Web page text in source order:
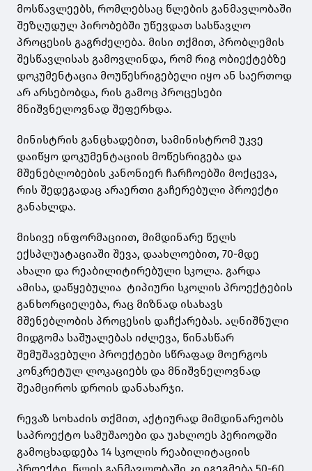
მოსწავლეებს, რომლებსაც წლების განმავლობაში
შეზღუდულ პირობებში უწევდათ სასწავლო
პროცესის გაგრძელება. მისი თქმით, პრობლემის
შესწავლისას გამოვლინდა, რომ რიგ ობიექტებზე
დოკუმენტაცია მოუწესრიგებელი იყო ან საერთოდ
არ არსებობდა, რის გამოც პროცესები
მნიშვნელოვნად შეფერხდა.
მინისტრის განცხადებით, სამინისტრომ უკვე
დაიწყო დოკუმენტაციის მოწესრიგება და
მშენებლობების კანონიერ ჩარჩოებში მოქცევა,
რის შედეგადაც არაერთი გაჩერებული პროექტი
განახლდა.
მისივე ინფორმაციით, მიმდინარე წელს
ექსპლუატაციაში შევა, დაახლოებით, 70-მდე
ახალი და რეაბილიტირებული სკოლა. გარდა
ამისა, დაწყებულია ტიპიური სკოლის პროექტების
განხორციელება, რაც მიზნად ისახავს
მშენებლობის პროცესის დაჩქარებას. აღნიშნული
მიდგომა საშუალებას იძლევა, წინასწარ
შემუშავებული პროექტები სწრაფად მოერგოს
კონკრეტულ ლოკაციებს და მნიშვნელოვნად
შეამციროს დროის დანახარჯი.
რევაზ სოხაძის თქმით, აქტიურად მიმდინარეობს
საპროექტო სამუშაოები და უახლოეს პერიოდში
გამოცხადდება 14 სკოლის რეაბილიტაციის